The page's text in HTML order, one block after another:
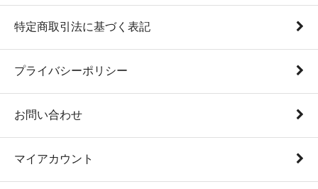
特定商取引法に基づく表記
プライバシーポリシー
お問い合わせ
マイアカウント